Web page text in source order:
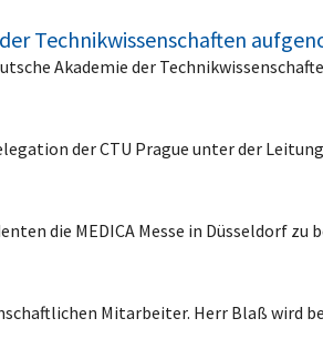
Technikwissenschaften
Akademie der
der CTU Prague unter der
die MEDICA Messe in Düsseldorf
Mitarbeiter. Herr Blaß wird